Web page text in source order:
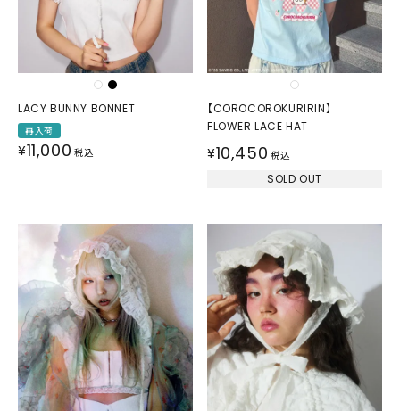
LACY BUNNY BONNET
再入荷
¥11,000 税込
【COROCOROKURIRIN】
FLOWER LACE HAT
¥10,450 税込
SOLD OUT